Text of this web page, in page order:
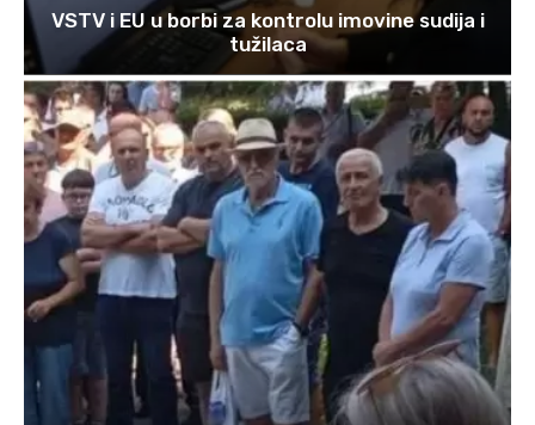
VSTV i EU u borbi za kontrolu imovine sudija i
tužilaca